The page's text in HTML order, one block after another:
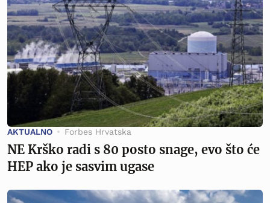
AKTUALNO Forbes Hrvatska
NE Krško radi s 80 posto snage, evo što će
HEP ako je sasvim ugase